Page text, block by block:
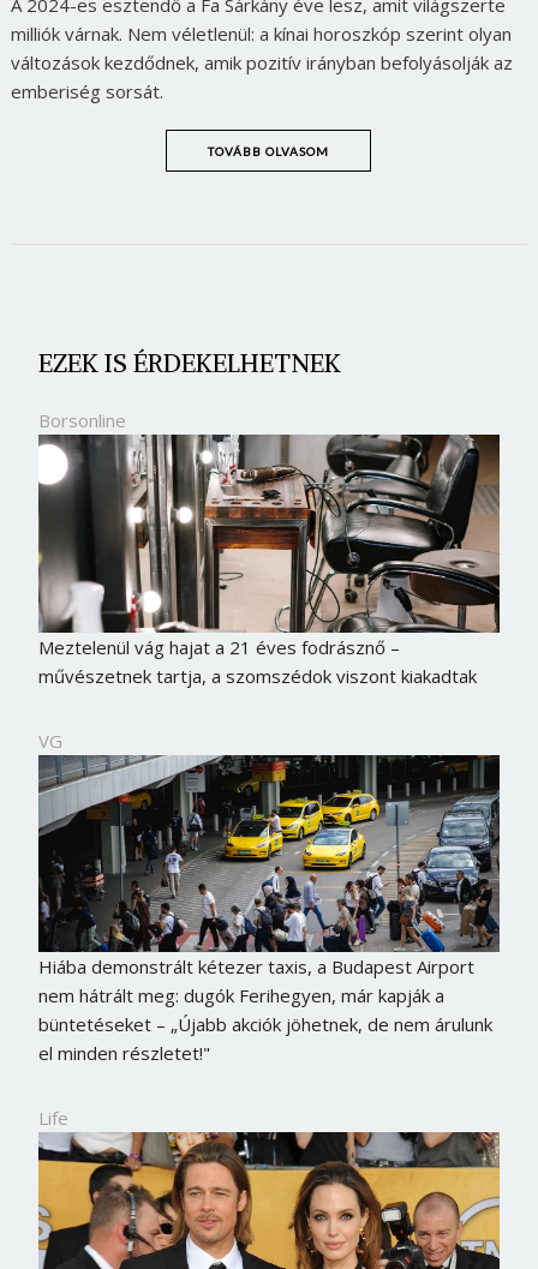
A 2024-es esztendő a Fa Sárkány éve lesz, amit világszerte
milliók várnak. Nem véletlenül: a kínai horoszkóp szerint olyan
változások kezdődnek, amik pozitív irányban befolyásolják az
emberiség sorsát.
TOVÁBB OLVASOM
EZEK IS ÉRDEKELHETNEK
Borsonline
Meztelenül vág hajat a 21 éves fodrásznő –
művészetnek tartja, a szomszédok viszont kiakadtak
VG
Hiába demonstrált kétezer taxis, a Budapest Airport
nem hátrált meg: dugók Ferihegyen, már kapják a
büntetéseket – „Újabb akciók jöhetnek, de nem árulunk
el minden részletet!"
Life